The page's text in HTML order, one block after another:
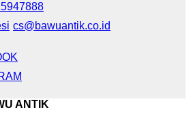
cs@bawuantik.co.id
ANTIK